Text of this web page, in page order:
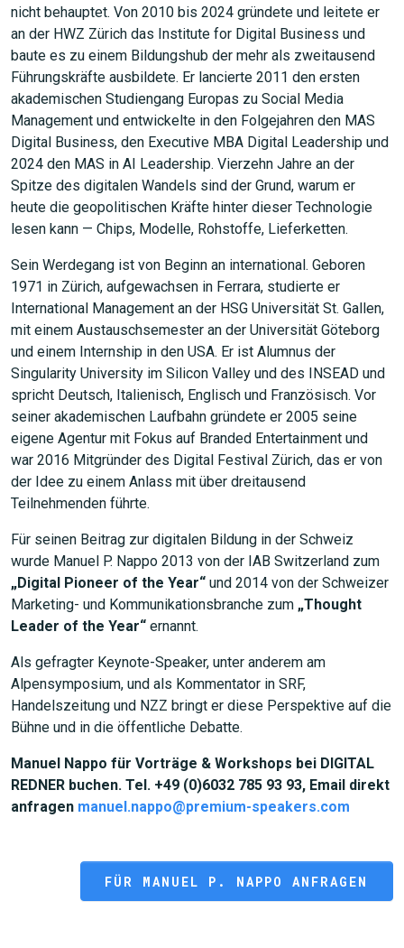
nicht behauptet. Von 2010 bis 2024 gründete und leitete er
an der HWZ Zürich das Institute for Digital Business und
baute es zu einem Bildungshub der mehr als zweitausend
Führungskräfte ausbildete. Er lancierte 2011 den ersten
akademischen Studiengang Europas zu Social Media
Management und entwickelte in den Folgejahren den MAS
Digital Business, den Executive MBA Digital Leadership und
2024 den MAS in AI Leadership. Vierzehn Jahre an der
Spitze des digitalen Wandels sind der Grund, warum er
heute die geopolitischen Kräfte hinter dieser Technologie
lesen kann — Chips, Modelle, Rohstoffe, Lieferketten.
Sein Werdegang ist von Beginn an international. Geboren
1971 in Zürich, aufgewachsen in Ferrara, studierte er
International Management an der HSG Universität St. Gallen,
mit einem Austauschsemester an der Universität Göteborg
und einem Internship in den USA. Er ist Alumnus der
Singularity University im Silicon Valley und des INSEAD und
spricht Deutsch, Italienisch, Englisch und Französisch. Vor
seiner akademischen Laufbahn gründete er 2005 seine
eigene Agentur mit Fokus auf Branded Entertainment und
war 2016 Mitgründer des Digital Festival Zürich, das er von
der Idee zu einem Anlass mit über dreitausend
Teilnehmenden führte.
Für seinen Beitrag zur digitalen Bildung in der Schweiz
wurde Manuel P. Nappo 2013 von der IAB Switzerland zum
„Digital Pioneer of the Year“ und 2014 von der Schweizer
Marketing- und Kommunikationsbranche zum „Thought
Leader of the Year“ ernannt.
Als gefragter Keynote-Speaker, unter anderem am
Alpensymposium, und als Kommentator in SRF,
Handelszeitung und NZZ bringt er diese Perspektive auf die
Bühne und in die öffentliche Debatte.
Manuel Nappo für Vorträge & Workshops bei DIGITAL
REDNER buchen. Tel. +49 (0)6032 785 93 93, Email direkt
anfragen manuel.nappo@premium-speakers.com
FÜR MANUEL P. NAPPO ANFRAGEN